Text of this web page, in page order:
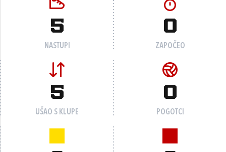
5
NASTUPI
0
ZAPOČEO
5
UŠAO S KLUPE
0
POGOTCI